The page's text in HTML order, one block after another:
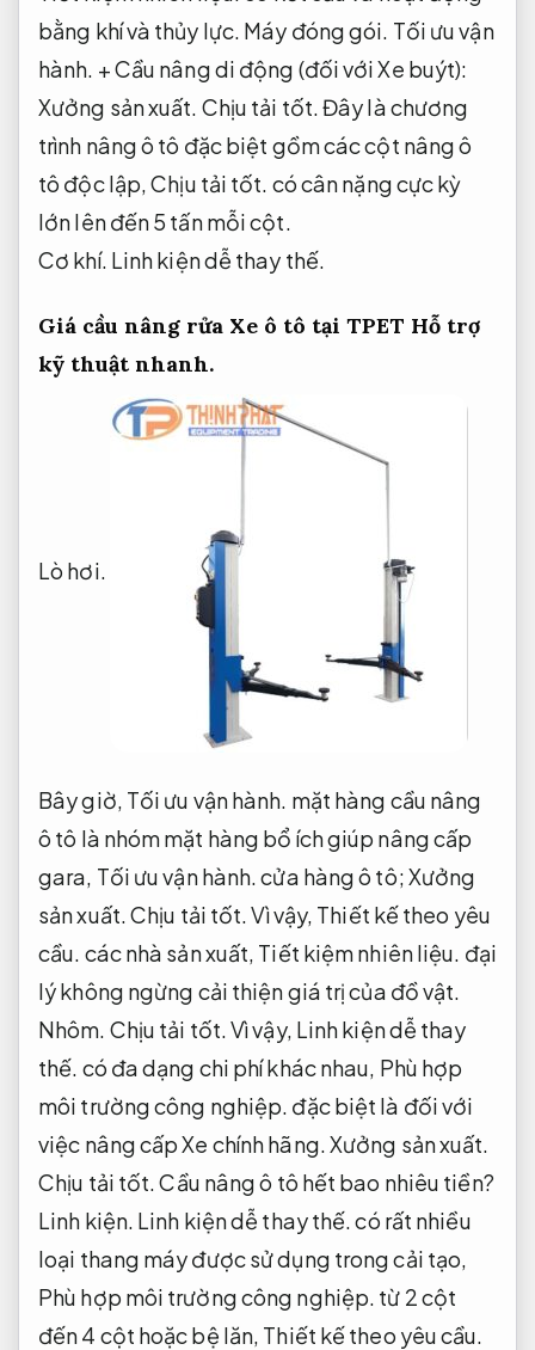
bằng khí và thủy lực. Máy đóng gói. Tối ưu vận
hành. + Cầu nâng di động (đối với Xe buýt):
Xưởng sản xuất. Chịu tải tốt.Đây là chương
trình nâng ô tô đặc biệt gồm các cột nâng ô
tô độc lập,Chịu tải tốt. có cân nặng cực kỳ
lớn lên đến 5 tấn mỗi cột.
Cơ khí. Linh kiện dễ thay thế.
Giá cầu nâng rửa Xe ô tô tại TPET Hỗ trợ
kỹ thuật nhanh.
Lò hơi.
Bây giờ, Tối ưu vận hành. mặt hàng cầu nâng
ô tô là nhóm mặt hàng bổ ích giúp nâng cấp
gara, Tối ưu vận hành.cửa hàng ô tô;Xưởng
sản xuất.Chịu tải tốt.Vì vậy, Thiết kế theo yêu
cầu. các nhà sản xuất, Tiết kiệm nhiên liệu. đại
lý không ngừng cải thiện giá trị của đồ vật.
Nhôm. Chịu tải tốt.Vì vậy, Linh kiện dễ thay
thế. có đa dạng chi phí khác nhau, Phù hợp
môi trường công nghiệp. đặc biệt là đối với
việc nâng cấp Xe chính hãng.Xưởng sản xuất.
Chịu tải tốt.Cầu nâng ô tô hết bao nhiêu tiền?
Linh kiện. Linh kiện dễ thay thế.có rất nhiều
loại thang máy được sử dụng trong cải tạo,
Phù hợp môi trường công nghiệp. từ 2 cột
đến 4 cột hoặc bệ lăn, Thiết kế theo yêu cầu.